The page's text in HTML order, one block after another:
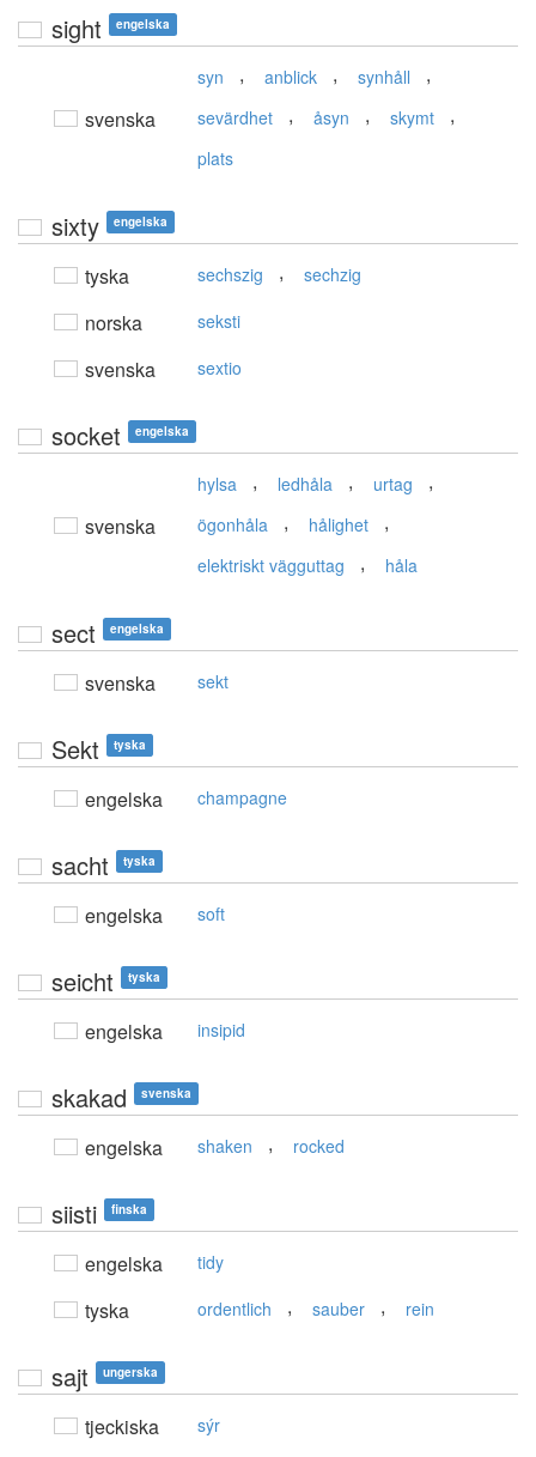
sight engelska
svenska
syn , anblick , synhåll ,
sevärdhet , åsyn , skymt ,
plats
sixty engelska
tyska sechszig , sechzig
norska seksti
svenska sextio
socket engelska
svenska
hylsa , ledhåla , urtag ,
ögonhåla , hålighet ,
elektriskt vägguttag , håla
sect engelska
svenska sekt
Sekt tyska
engelska champagne
sacht tyska
engelska soft
seicht tyska
engelska insipid
skakad svenska
engelska shaken , rocked
siisti finska
engelska tidy
tyska ordentlich , sauber , rein
sajt ungerska
tjeckiska sýr